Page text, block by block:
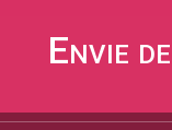
Envie